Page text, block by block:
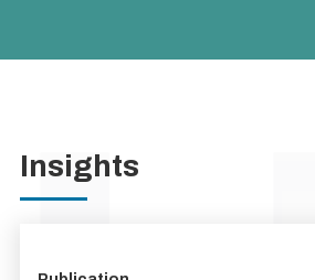
Insights